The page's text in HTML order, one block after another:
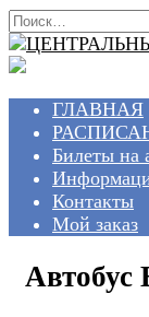
Перейти
к
содержанию
Search
for:
ГЛАВНАЯ
Билеты на
Контакты
Мой заказ